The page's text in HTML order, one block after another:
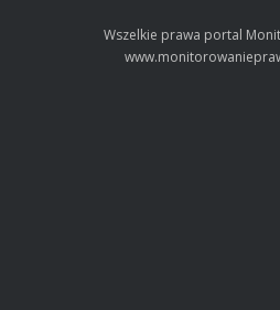
Wszelkie prawa portal